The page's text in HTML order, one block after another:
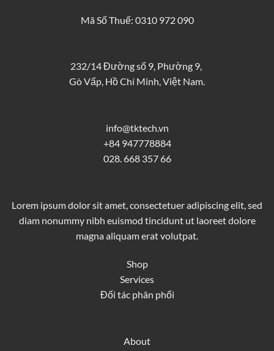
Mã Số Thuế: 0310 972 090
232/14 Đường số 9, Phường 9,
Gò Vấp, Hồ Chí Minh, Việt Nam.
info@tktech.vn
+84 947778884
028. 668 357 66
Lorem ipsum dolor sit amet, consectetuer adipiscing elit, sed
diam nonummy nibh euismod tincidunt ut laoreet dolore
magna aliquam erat volutpat.
Shop
Services
Đối tác phân phối
About